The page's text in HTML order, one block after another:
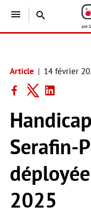
menu search
Article 14 février
Serafin-
2025